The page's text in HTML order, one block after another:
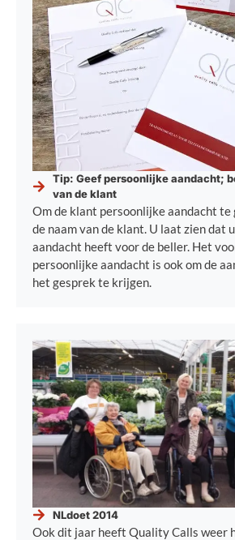
Tip: Geef persoonlijke aandacht;
van de klant
Om de klant persoonlijke aandacht te
de naam van de klant. U laat zien dat
aandacht heeft voor de beller. Het
persoonlijke aandacht is ook om de
het gesprek te krijgen.
NLdoet 2014
Ook dit jaar heeft Quality Calls weer